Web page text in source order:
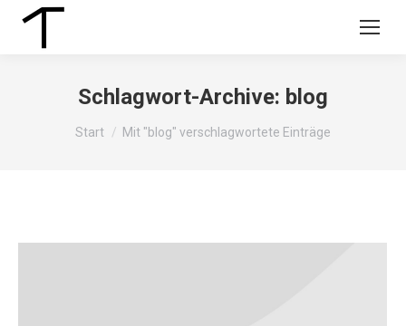
Schlagwort-Archive: blog
Sie befinden sich hier:
Start Mit "blog" verschlagwortete Einträge